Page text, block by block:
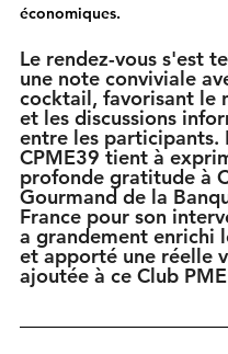
économiques.
Le rendez-vous s'est
une note conviviale
cocktail, favorisant le
et les discussions
entre les participants.
CPME39 tient à
profonde gratitude à
Gourmand de la
France pour son
a grandement enrichi
et apporté une réelle
ajoutée à ce Club